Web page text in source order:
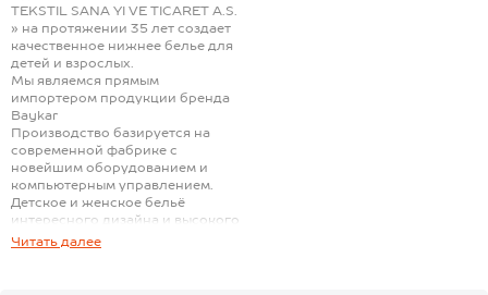
TEKSTIL SANA YI VE TICARET A.S.
» на протяжении 35 лет создает
качественное нижнее белье для
детей и взрослых.
Мы являемся прямым
импортером продукции бренда
Baykar
Производство базируется на
современной фабрике с
новейшим оборудованием и
компьютерным управлением.
Детское и женское бельё
интересного дизайна и высокого
качества пользуются большим
Читать далее